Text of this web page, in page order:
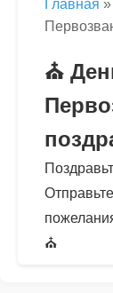
Главная »
⛪
Отправьте
⛪